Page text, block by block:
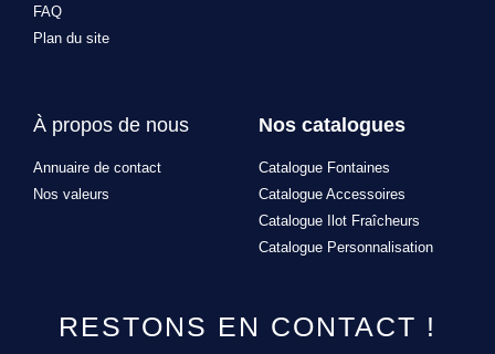
FAQ
Plan du site
À propos de nous
Annuaire de contact
Nos valeurs
Nos catalogues
Catalogue Fontaines
Catalogue Accessoires
Catalogue Ilot Fraîcheurs
Catalogue Personnalisation
RESTONS EN CONTACT !